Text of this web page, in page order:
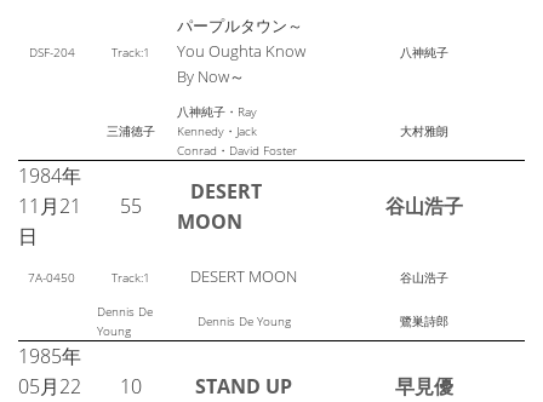
DSF-204 Track:1
パープルタウン～
You Oughta Know
By Now～
八神純子
三浦徳子
八神純子・Ray
Kennedy・Jack
Conrad・David Foster
大村雅朗
1984年
11月21
日
55
DESERT
MOON
谷山浩子
7A-0450 Track:1 DESERT MOON 谷山浩子
Dennis De
Young
Dennis De Young 鷺巣詩郎
1985年
05月22
10 STAND UP 早見優